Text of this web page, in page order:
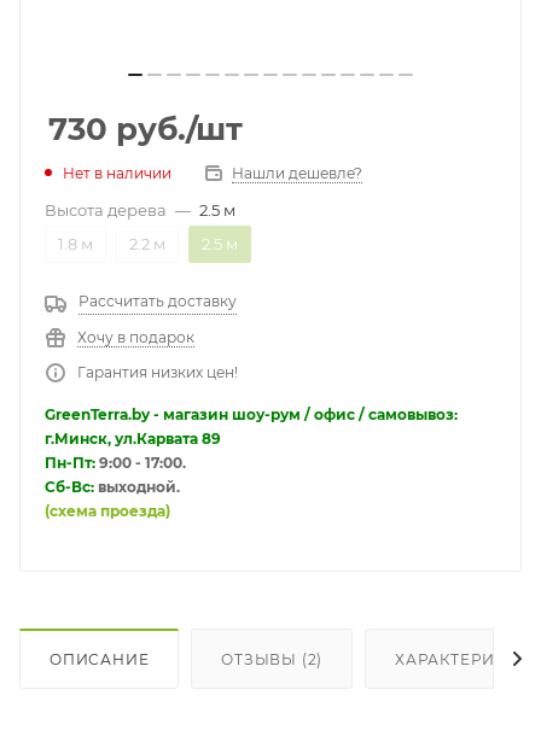
730 руб./шт
Нет в наличии Нашли дешевле?
Высота дерева — 2.5 м
1.8 м
2.2 м 2.5 м
Рассчитать доставку
Хочу в подарок
Гарантия низких цен!
GreenTerra.by - магазин шоу-рум / офис / самовывоз:
г.Минск, ул.Карвата 89
Пн-Пт: 9:00 - 17:00.
Сб-Вс: выходной.
(схема проезда)
ОПИСАНИЕ ОТЗЫВЫ (2)